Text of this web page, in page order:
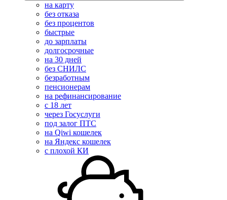
на карту
без отказа
без процентов
быстрые
до зарплаты
долгосрочные
на 30 дней
без СНИЛС
безработным
пенсионерам
на рефинансирование
с 18 лет
через Госуслуги
под залог ПТС
на Qiwi кошелек
на Яндекс кошелек
с плохой КИ